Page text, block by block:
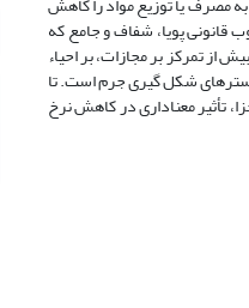
قانونی پویا، شفاف و جامع که
از تمرکز بر مجازات، بر احیاء
شکل گیری جرم است. تا
تأثیر معناداری در کاهش نرخ